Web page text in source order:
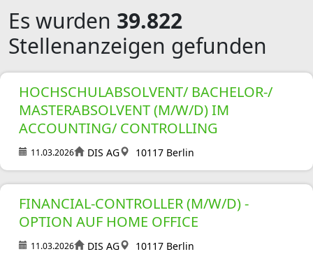
Es wurden 39.822
Stellenanzeigen gefunden
HOCHSCHULABSOLVENT/ BACHELOR-/
MASTERABSOLVENT (M/W/D) IM
ACCOUNTING/ CONTROLLING
11.03.2026 DIS AG 10117 Berlin
FINANCIAL-CONTROLLER (M/W/D) -
OPTION AUF HOME OFFICE
11.03.2026 DIS AG 10117 Berlin